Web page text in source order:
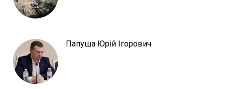
Папуша Юрій Ігорович